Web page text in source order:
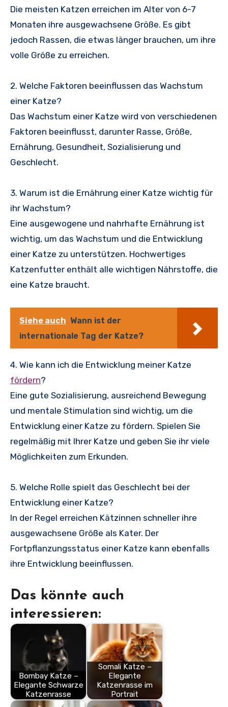
Die meisten Katzen erreichen im Alter von 6-7
Monaten ihre ausgewachsene Größe. Es gibt
jedoch Rassen, die etwas länger brauchen, um ihre
volle Größe zu erreichen.
2. Welche Faktoren beeinflussen das Wachstum
einer Katze?
Das Wachstum einer Katze wird von verschiedenen
Faktoren beeinflusst, darunter Rasse, Größe,
Ernährung, Gesundheit, Sozialisierung und
Geschlecht.
3. Warum ist die Ernährung einer Katze wichtig für
ihr Wachstum?
Eine ausgewogene und nahrhafte Ernährung ist
wichtig, um das Wachstum und die Entwicklung
einer Katze zu unterstützen. Hochwertiges
Katzenfutter enthält alle wichtigen Nährstoffe, die
eine Katze braucht.
Siehe auch Wann ist der
internationale Tag der Katze?
4. Wie kann ich die Entwicklung meiner Katze
fördern?
Eine gute Sozialisierung, ausreichend Bewegung
und mentale Stimulation sind wichtig, um die
Entwicklung einer Katze zu fördern. Spielen Sie
regelmäßig mit Ihrer Katze und geben Sie ihr viele
Möglichkeiten zum Erkunden.
5. Welche Rolle spielt das Geschlecht bei der
Entwicklung einer Katze?
In der Regel erreichen Kätzinnen schneller ihre
ausgewachsene Größe als Kater. Der
Fortpflanzungsstatus einer Katze kann ebenfalls
ihre Entwicklung beeinflussen.
Das könnte auch
interessieren:
Bombay Katze –
Elegante Schwarze
Katzenrasse
Somali Katze –
Elegante
Katzenrasse im
Portrait